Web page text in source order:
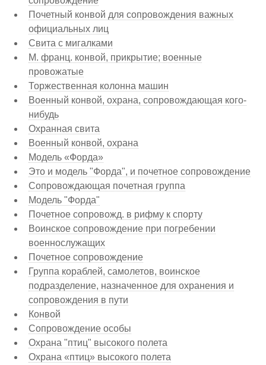
Почетный конвой для сопровождения важных
официальных лиц
Свита с мигалками
М. франц. конвой, прикрытие; военные
провожатые
Торжественная колонна машин
Военный конвой, охрана, сопровождающая кого-
нибудь
Охранная свита
Военный конвой, охрана
Модель «Форда»
Это и модель "Форда", и почетное сопровождение
Сопровождающая почетная группа
Модель "Форда"
Почетное сопровожд. в рифму к спорту
Воинское сопровождение при погребении
военнослужащих
Почетное сопровождение
Группа кораблей, самолетов, воинское
подразделение, назначенное для охранения и
сопровождения в пути
Конвой
Сопровождение особы
Охрана "птиц" высокого полета
Охрана «птиц» высокого полета